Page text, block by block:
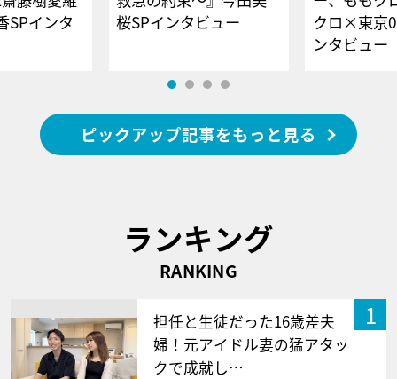
SPインタ
桜SPインタビュー
クロ×東京
ンタビュー
ピックアップ記事をもっと見る
ランキング
RANKING
1
担任と生徒だった16歳差夫
婦！元アイドル妻の猛アタッ
クで成就し…